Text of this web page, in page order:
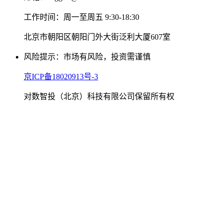
工作时间：周一至周五 9:30-18:30
北京市朝阳区朝阳门外大街泛利大厦607室
风险提示：市场有风险，投资需谨慎
京ICP备18020913号-3
对数智投（北京）科技有限公司保留所有权